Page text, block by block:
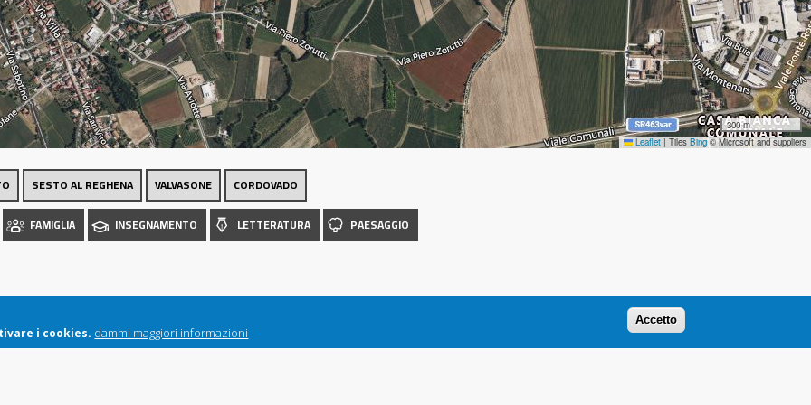
300 m
Leaflet | Tiles Bing© Microsoft and suppliers
SESTO AL REGHENA VALVASONE CORDOVADO
FAMIGLIA INSEGNAMENTO LETTERATURA PAESAGGIO
i cookies. dammi maggiori informazioni
Accetto